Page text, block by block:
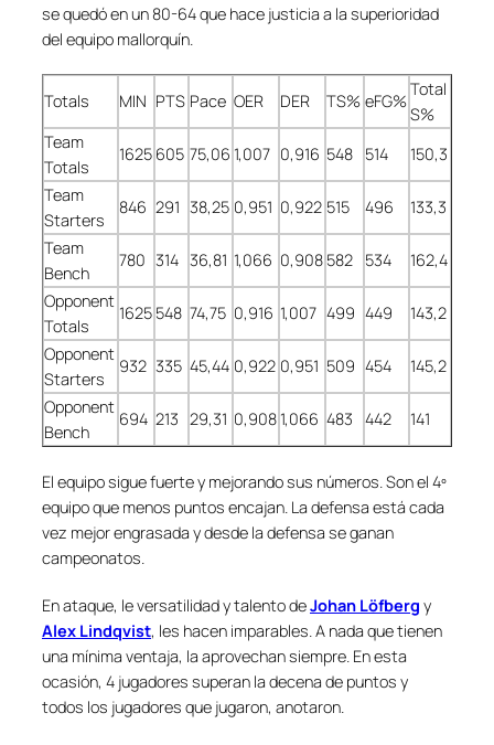
se quedó en un 80-64 que hace justicia a la superioridad
del equipo mallorquín.
Totals MIN PTS Pace OER DER TS% eFG%
Total
S%
Team
Totals
1625 605 75,06 1,007 0,916 548 514
150,3
Team
Starters
846 291 38,25 0,951 0,922 515 496
133,3
Team
Bench
780 314 36,81 1,066 0,908 582 534
162,4
Opponent
Totals
1625 548 74,75 0,916 1,007 499 449
143,2
Opponent
Starters
932 335 45,44 0,922 0,951 509 454
145,2
Opponent
Bench
694 213 29,31 0,908 1,066 483 442 141
El equipo sigue fuerte y mejorando sus números. Son el 4º
equipo que menos puntos encajan. La defensa está cada
vez mejor engrasada y desde la defensa se ganan
campeonatos.
En ataque, le versatilidad y talento deJohan Löfberg y
Alex Lindqvist, les hacen imparables. A nada que tienen
una mínima ventaja, la aprovechan siempre. En esta
ocasión, 4 jugadores superan la decena de puntos y
todos los jugadores que jugaron, anotaron.